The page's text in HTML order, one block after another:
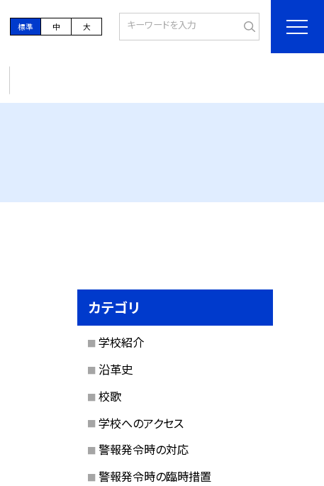
標準 中 大
カテゴリ
学校紹介
沿革史
校歌
学校へのアクセス
警報発令時の対応
警報発令時の臨時措置